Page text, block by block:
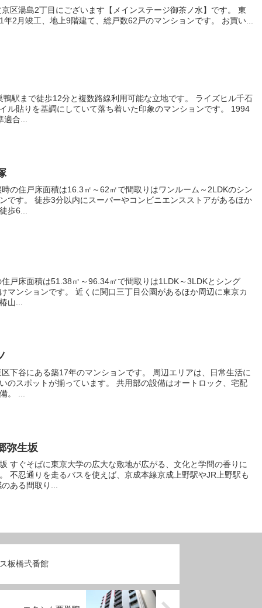
京大学・竜岡門至近！ 2001年2月竣工、地上9階建て、総戸数62戸のマンションです。 お買い...
貼りを基調にしていて落ち着いた印象のマンションです。 1994
合...
ンスストアがあるほか
歩6...
口三丁目公園があるほか周辺に東京カ
山...
ています。 共用部の設備はオートロック、宅配
ボックス、エレベーター完備。 ...
弥生坂
香りに
野駅も
可能。 開放感のある間取り...
板橋弐番館